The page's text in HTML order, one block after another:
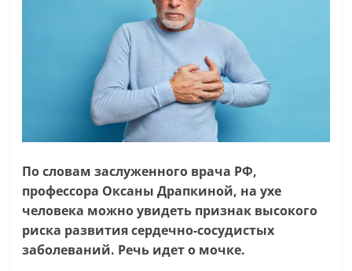
По словам заслуженного врача РФ,
профессора Оксаны Драпкиной, на ухе
человека можно увидеть признак высокого
риска развития сердечно-сосудистых
заболеваний. Речь идет о мочке.